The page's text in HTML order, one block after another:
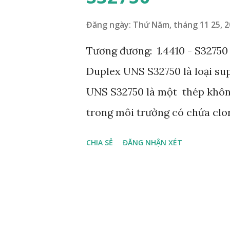
nhiệt độ này. THÀNH PHẦN
Đăng ngày: Thứ Năm, tháng 11 25,
Tương đương: 1.4410 -
Duplex UNS S32750 là loại
UNS S32750 là một thép
trong môi trường có chứa
và nghiền giấy, các thành
khả năng chống ăn mòn cao.
CHIA SẺ ĐĂNG NHẬN XÉT